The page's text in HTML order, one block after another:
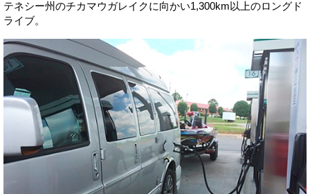
テネシー州のチカマウガレイクに向かい1,300km以上のロングド
ライブ。